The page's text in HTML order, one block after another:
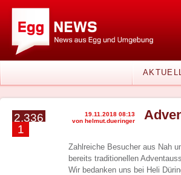
2.336
1
19.11.2018 08:13
von helmut.dueringer
Zahlreiche Besucher aus Nah
bereits traditionellen
Wir bedanken uns bei Heli